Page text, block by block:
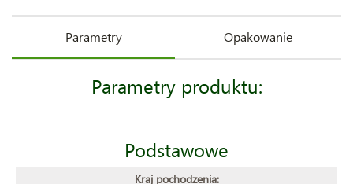
Parametry Opakowanie
Parametry produktu:
Podstawowe
Kraj pochodzenia: